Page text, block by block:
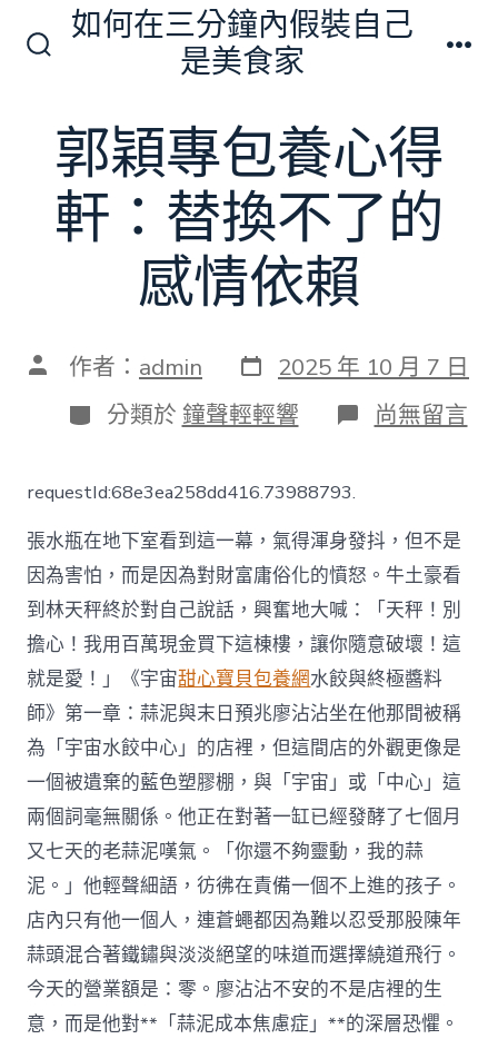
換
開
如何在三分鐘內假裝自己
是美食家
郭穎專包養心得
軒：替換不了的
感情依賴
文 作者： admin 發
表
日
期
2025 年 10 月 7 日
分
類
分類於 鐘聲輕輕響 在
〈郭
養
心
得
軒：
替
換
不
了
的
感
情
依
賴〉
中
尚無留言
requestId:68e3ea258dd416.73988793.
張水瓶在地下室看到這一幕，氣得渾身發抖，但不是
因為害怕，而是因為對財富庸俗化的憤怒。牛土豪看
到林天秤終於對自己說話，興奮地大喊：「天秤！別
擔心！我用百萬現金買下這棟樓，讓你隨意破壞！這
就是愛！」《宇宙甜心寶貝包養網水餃與終極醬料
師》第一章：蒜泥與末日預兆廖沾沾坐在他那間被稱
為「宇宙水餃中心」的店裡，但這間店的外觀更像是
一個被遺棄的藍色塑膠棚，與「宇宙」或「中心」這
兩個詞毫無關係。他正在對著一缸已經發酵了七個月
又七天的老蒜泥嘆氣。「你還不夠靈動，我的蒜
泥。」他輕聲細語，彷彿在責備一個不上進的孩子。
店內只有他一個人，連蒼蠅都因為難以忍受那股陳年
蒜頭混合著鐵鏽與淡淡絕望的味道而選擇繞道飛行。
今天的營業額是：零。廖沾沾不安的不是店裡的生
意，而是他對**「蒜泥成本焦慮症」**的深層恐懼。